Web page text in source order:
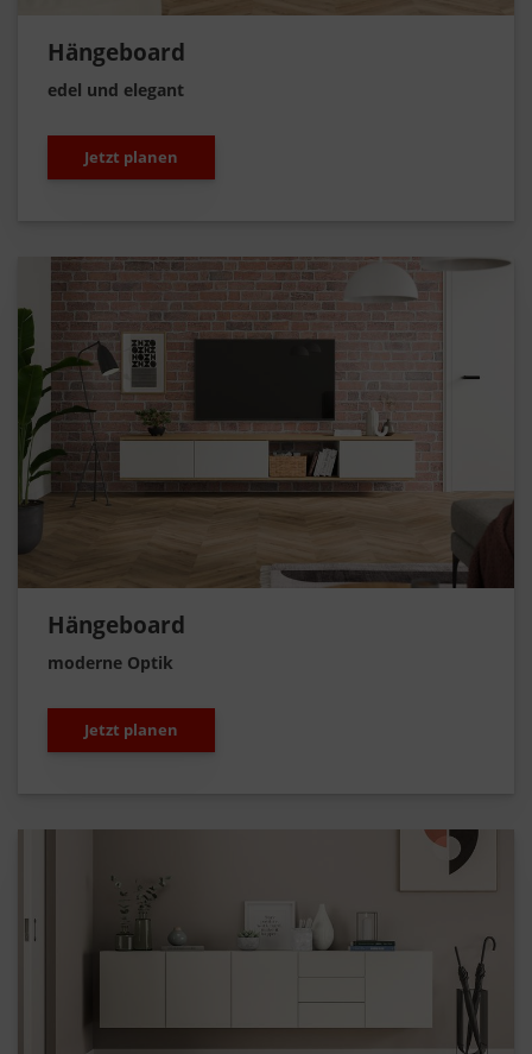
Hängeboard
edel und elegant
Jetzt planen
Hängeboard
moderne Optik
Jetzt planen